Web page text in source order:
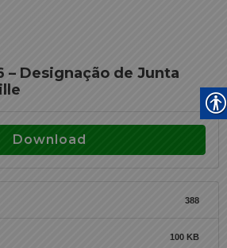
– Designação de Junta
Download
388
100 KB